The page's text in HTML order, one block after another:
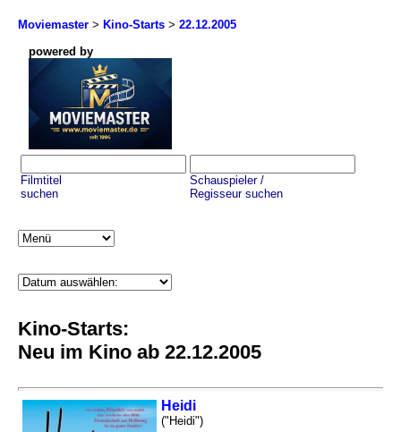
Moviemaster > Kino-Starts > 22.12.2005
powered by
Filmtitel
suchen
Schauspieler /
Regisseur suchen
Kino-Starts:
Neu im Kino ab 22.12.2005
Heidi
("Heidi")